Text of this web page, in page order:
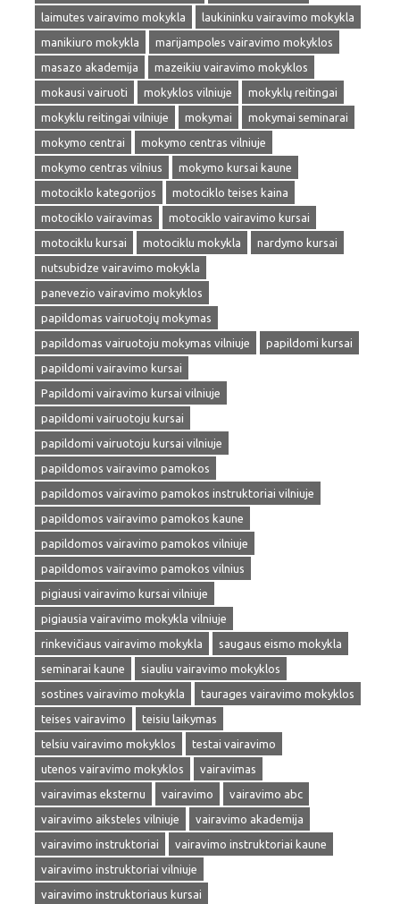
laimutes vairavimo mokykla
laukininku vairavimo mokykla
manikiuro mokykla
marijampoles vairavimo mokyklos
masazo akademija
mazeikiu vairavimo mokyklos
mokausi vairuoti
mokyklos vilniuje
mokyklų reitingai
mokyklu reitingai vilniuje
mokymai
mokymai seminarai
mokymo centrai
mokymo centras vilniuje
mokymo centras vilnius
mokymo kursai kaune
motociklo kategorijos
motociklo teises kaina
motociklo vairavimas
motociklo vairavimo kursai
motociklu kursai
motociklu mokykla
nardymo kursai
nutsubidze vairavimo mokykla
panevezio vairavimo mokyklos
papildomas vairuotojų mokymas
papildomas vairuotoju mokymas vilniuje
papildomi kursai
papildomi vairavimo kursai
Papildomi vairavimo kursai vilniuje
papildomi vairuotoju kursai
papildomi vairuotoju kursai vilniuje
papildomos vairavimo pamokos
papildomos vairavimo pamokos instruktoriai vilniuje
papildomos vairavimo pamokos kaune
papildomos vairavimo pamokos vilniuje
papildomos vairavimo pamokos vilnius
pigiausi vairavimo kursai vilniuje
pigiausia vairavimo mokykla vilniuje
rinkevičiaus vairavimo mokykla
saugaus eismo mokykla
seminarai kaune
siauliu vairavimo mokyklos
sostines vairavimo mokykla
taurages vairavimo mokyklos
teises vairavimo
teisiu laikymas
telsiu vairavimo mokyklos
testai vairavimo
utenos vairavimo mokyklos
vairavimas
vairavimas eksternu
vairavimo
vairavimo abc
vairavimo aiksteles vilniuje
vairavimo akademija
vairavimo instruktoriai
vairavimo instruktoriai kaune
vairavimo instruktoriai vilniuje
vairavimo instruktoriaus kursai